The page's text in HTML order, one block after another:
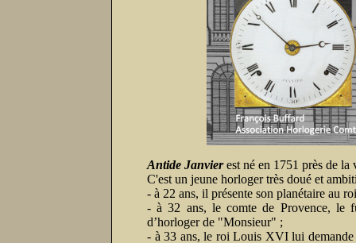
Antide Janvierest né en 1751 près de la
C'est un jeune horloger très doué et
- à 22 ans, il présente son planétaire au
- à 32 ans, le comte de Provence,
d’horloger de "Monsieur" ;
- à 33 ans, le roi Louis XVI lui